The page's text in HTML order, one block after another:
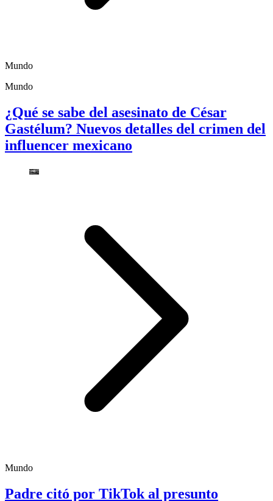
Mundo
Mundo
¿Qué se sabe del asesinato de César
Gastélum? Nuevos detalles del crimen del
influencer mexicano
Mundo
Padre citó por TikTok al presunto